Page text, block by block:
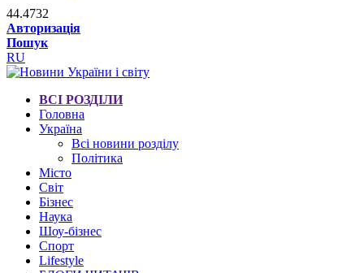
44.4732
Авторизація
Пошук
RU
ВСІ РОЗДІЛИ
Головна
Україна
Всі новини розділу
Політика
Місто
Світ
Бізнес
Наука
Шоу-бізнес
Спорт
Lifestyle